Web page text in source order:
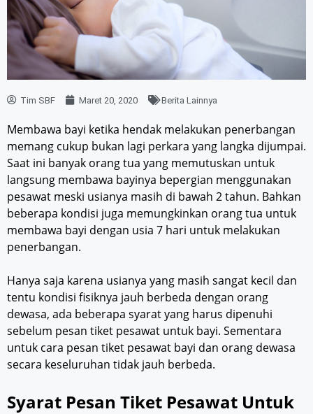
Tim SBF Maret 20, 2020 Berita Lainnya
Membawa bayi ketika hendak melakukan penerbangan
memang cukup bukan lagi perkara yang langka dijumpai.
Saat ini banyak orang tua yang memutuskan untuk
langsung membawa bayinya bepergian menggunakan
pesawat meski usianya masih di bawah 2 tahun. Bahkan
beberapa kondisi juga memungkinkan orang tua untuk
membawa bayi dengan usia 7 hari untuk melakukan
penerbangan.
Hanya saja karena usianya yang masih sangat kecil dan
tentu kondisi fisiknya jauh berbeda dengan orang
dewasa, ada beberapa syarat yang harus dipenuhi
sebelum pesan tiket pesawat untuk bayi. Sementara
untuk cara pesan tiket pesawat bayi dan orang dewasa
secara keseluruhan tidak jauh berbeda.
Syarat Pesan Tiket Pesawat Untuk